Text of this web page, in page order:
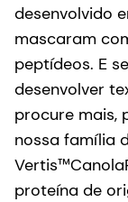
desenvolvido
mascaram
peptídeos. E
desenvolver
procure mais,
nossa família
proteína de